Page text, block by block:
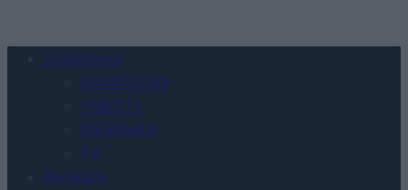
Urządzenia
SMARTFONY
TABLETY
WEARABLE
TV
Recenzje